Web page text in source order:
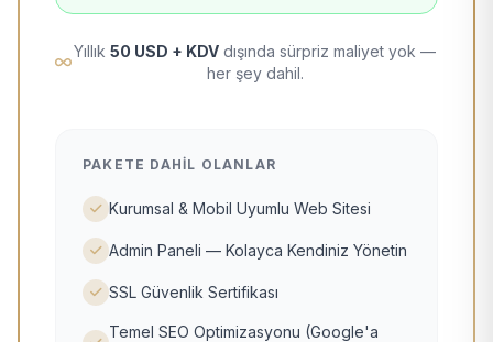
Yıllık 50 USD + KDV dışında sürpriz maliyet yok —
her şey dahil.
PAKETE DAHIL OLANLAR
Kurumsal & Mobil Uyumlu Web Sitesi
Admin Paneli — Kolayca Kendiniz Yönetin
SSL Güvenlik Sertifikası
Temel SEO Optimizasyonu (Google'a